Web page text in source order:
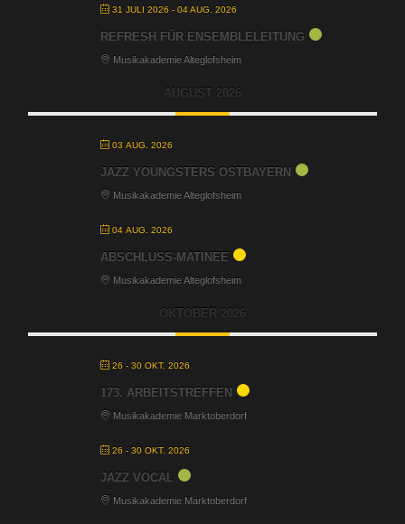
31 JULI 2026 - 04 AUG. 2026
REFRESH FÜR ENSEMBLELEITUNG
Musikakademie Alteglofsheim
AUGUST 2026
03 AUG. 2026
JAZZ YOUNGSTERS OSTBAYERN
Musikakademie Alteglofsheim
04 AUG. 2026
ABSCHLUSS-MATINEE
Musikakademie Alteglofsheim
OKTOBER 2026
26 - 30 OKT. 2026
173. ARBEITSTREFFEN
Musikakademie Marktoberdorf
26 - 30 OKT. 2026
JAZZ VOCAL
Musikakademie Marktoberdorf